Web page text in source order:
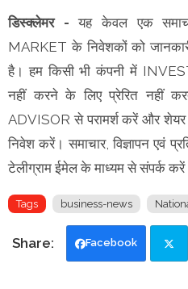
डिस्क्लेमर -यह केवल एक
MARKET के निवेशकों को
है। हम किसी भी कंपनी में
नहीं करने के लिए प्रेरित नहीं
ADVISOR से परामर्श करें और शेयर
निवेश करें। समाचार, विज्ञापन एवं
टेलीग्राम ईमेल के माध्यम से संपर्क
Tags business-news
Facebook